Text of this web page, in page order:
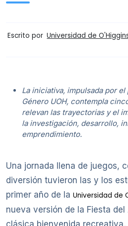
Escrito por Universidad de
La iniciativa, impulsada por el
Género UOH, contempla
relevan las trayectorias y el
la investigación, desarrollo,
emprendimiento.
Una jornada llena de juegos,
diversión tuvieron las y los
primer año de la Universidad de
nueva versión de la Fiesta del